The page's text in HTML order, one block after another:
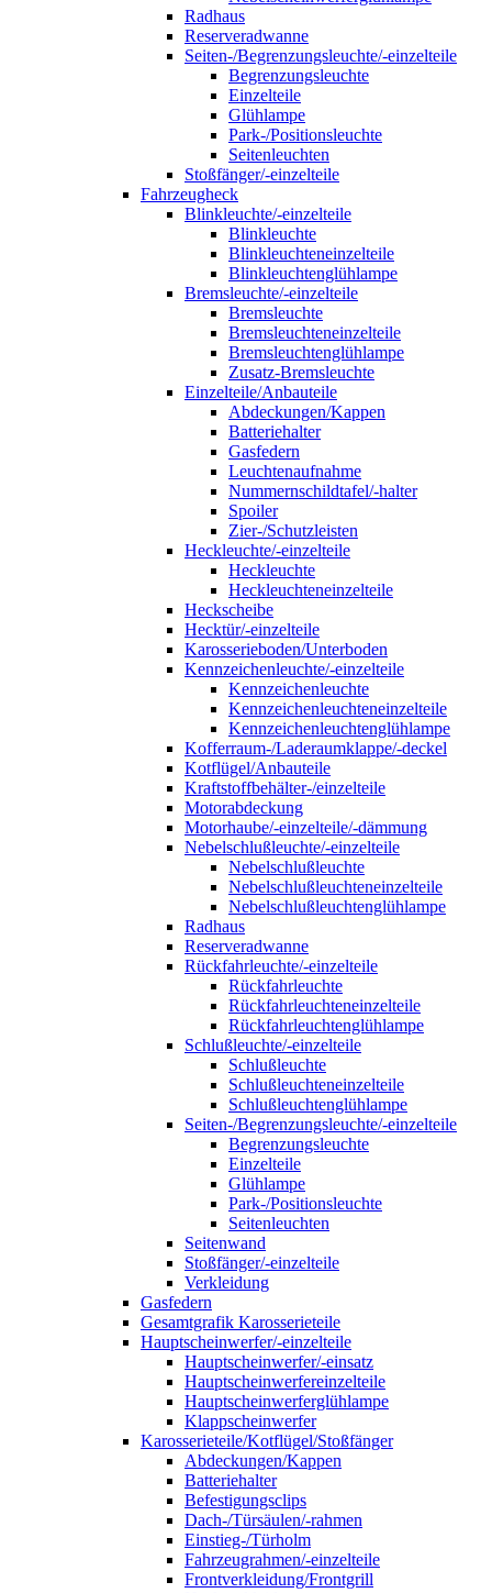
Radhaus
Reserveradwanne
Seiten-/Begrenzungsleuchte/-einzelteile
Begrenzungsleuchte
Einzelteile
Glühlampe
Park-/Positionsleuchte
Seitenleuchten
Stoßfänger/-einzelteile
Fahrzeugheck
Blinkleuchte/-einzelteile
Blinkleuchte
Blinkleuchteneinzelteile
Blinkleuchtenglühlampe
Bremsleuchte/-einzelteile
Bremsleuchte
Bremsleuchteneinzelteile
Bremsleuchtenglühlampe
Zusatz-Bremsleuchte
Einzelteile/Anbauteile
Abdeckungen/Kappen
Batteriehalter
Gasfedern
Leuchtenaufnahme
Nummernschildtafel/-halter
Spoiler
Zier-/Schutzleisten
Heckleuchte/-einzelteile
Heckleuchte
Heckleuchteneinzelteile
Heckscheibe
Hecktür/-einzelteile
Karosserieboden/Unterboden
Kennzeichenleuchte/-einzelteile
Kennzeichenleuchte
Kennzeichenleuchteneinzelteile
Kennzeichenleuchtenglühlampe
Kofferraum-/Laderaumklappe/-deckel
Kotflügel/Anbauteile
Kraftstoffbehälter-/einzelteile
Motorabdeckung
Motorhaube/-einzelteile/-dämmung
Nebelschlußleuchte/-einzelteile
Nebelschlußleuchte
Nebelschlußleuchteneinzelteile
Nebelschlußleuchtenglühlampe
Radhaus
Reserveradwanne
Rückfahrleuchte/-einzelteile
Rückfahrleuchte
Rückfahrleuchteneinzelteile
Rückfahrleuchtenglühlampe
Schlußleuchte/-einzelteile
Schlußleuchte
Schlußleuchteneinzelteile
Schlußleuchtenglühlampe
Seiten-/Begrenzungsleuchte/-einzelteile
Begrenzungsleuchte
Einzelteile
Glühlampe
Park-/Positionsleuchte
Seitenleuchten
Seitenwand
Stoßfänger/-einzelteile
Verkleidung
Gasfedern
Gesamtgrafik Karosserieteile
Hauptscheinwerfer/-einzelteile
Hauptscheinwerfer/-einsatz
Hauptscheinwerfereinzelteile
Hauptscheinwerferglühlampe
Klappscheinwerfer
Karosserieteile/Kotflügel/Stoßfänger
Abdeckungen/Kappen
Batteriehalter
Befestigungsclips
Dach-/Türsäulen/-rahmen
Einstieg-/Türholm
Fahrzeugrahmen/-einzelteile
Frontverkleidung/Frontgrill